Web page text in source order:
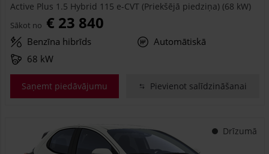
Active Plus 1.5 Hybrid 115 e-CVT (Priekšējā piedziņa) (68 kW)
Sākot no € 23 840
Benzīna hibrīds
Automātiskā
68 kW
Saņemt piedāvājumu Pievienot salīdzināšanai
Drīzumā